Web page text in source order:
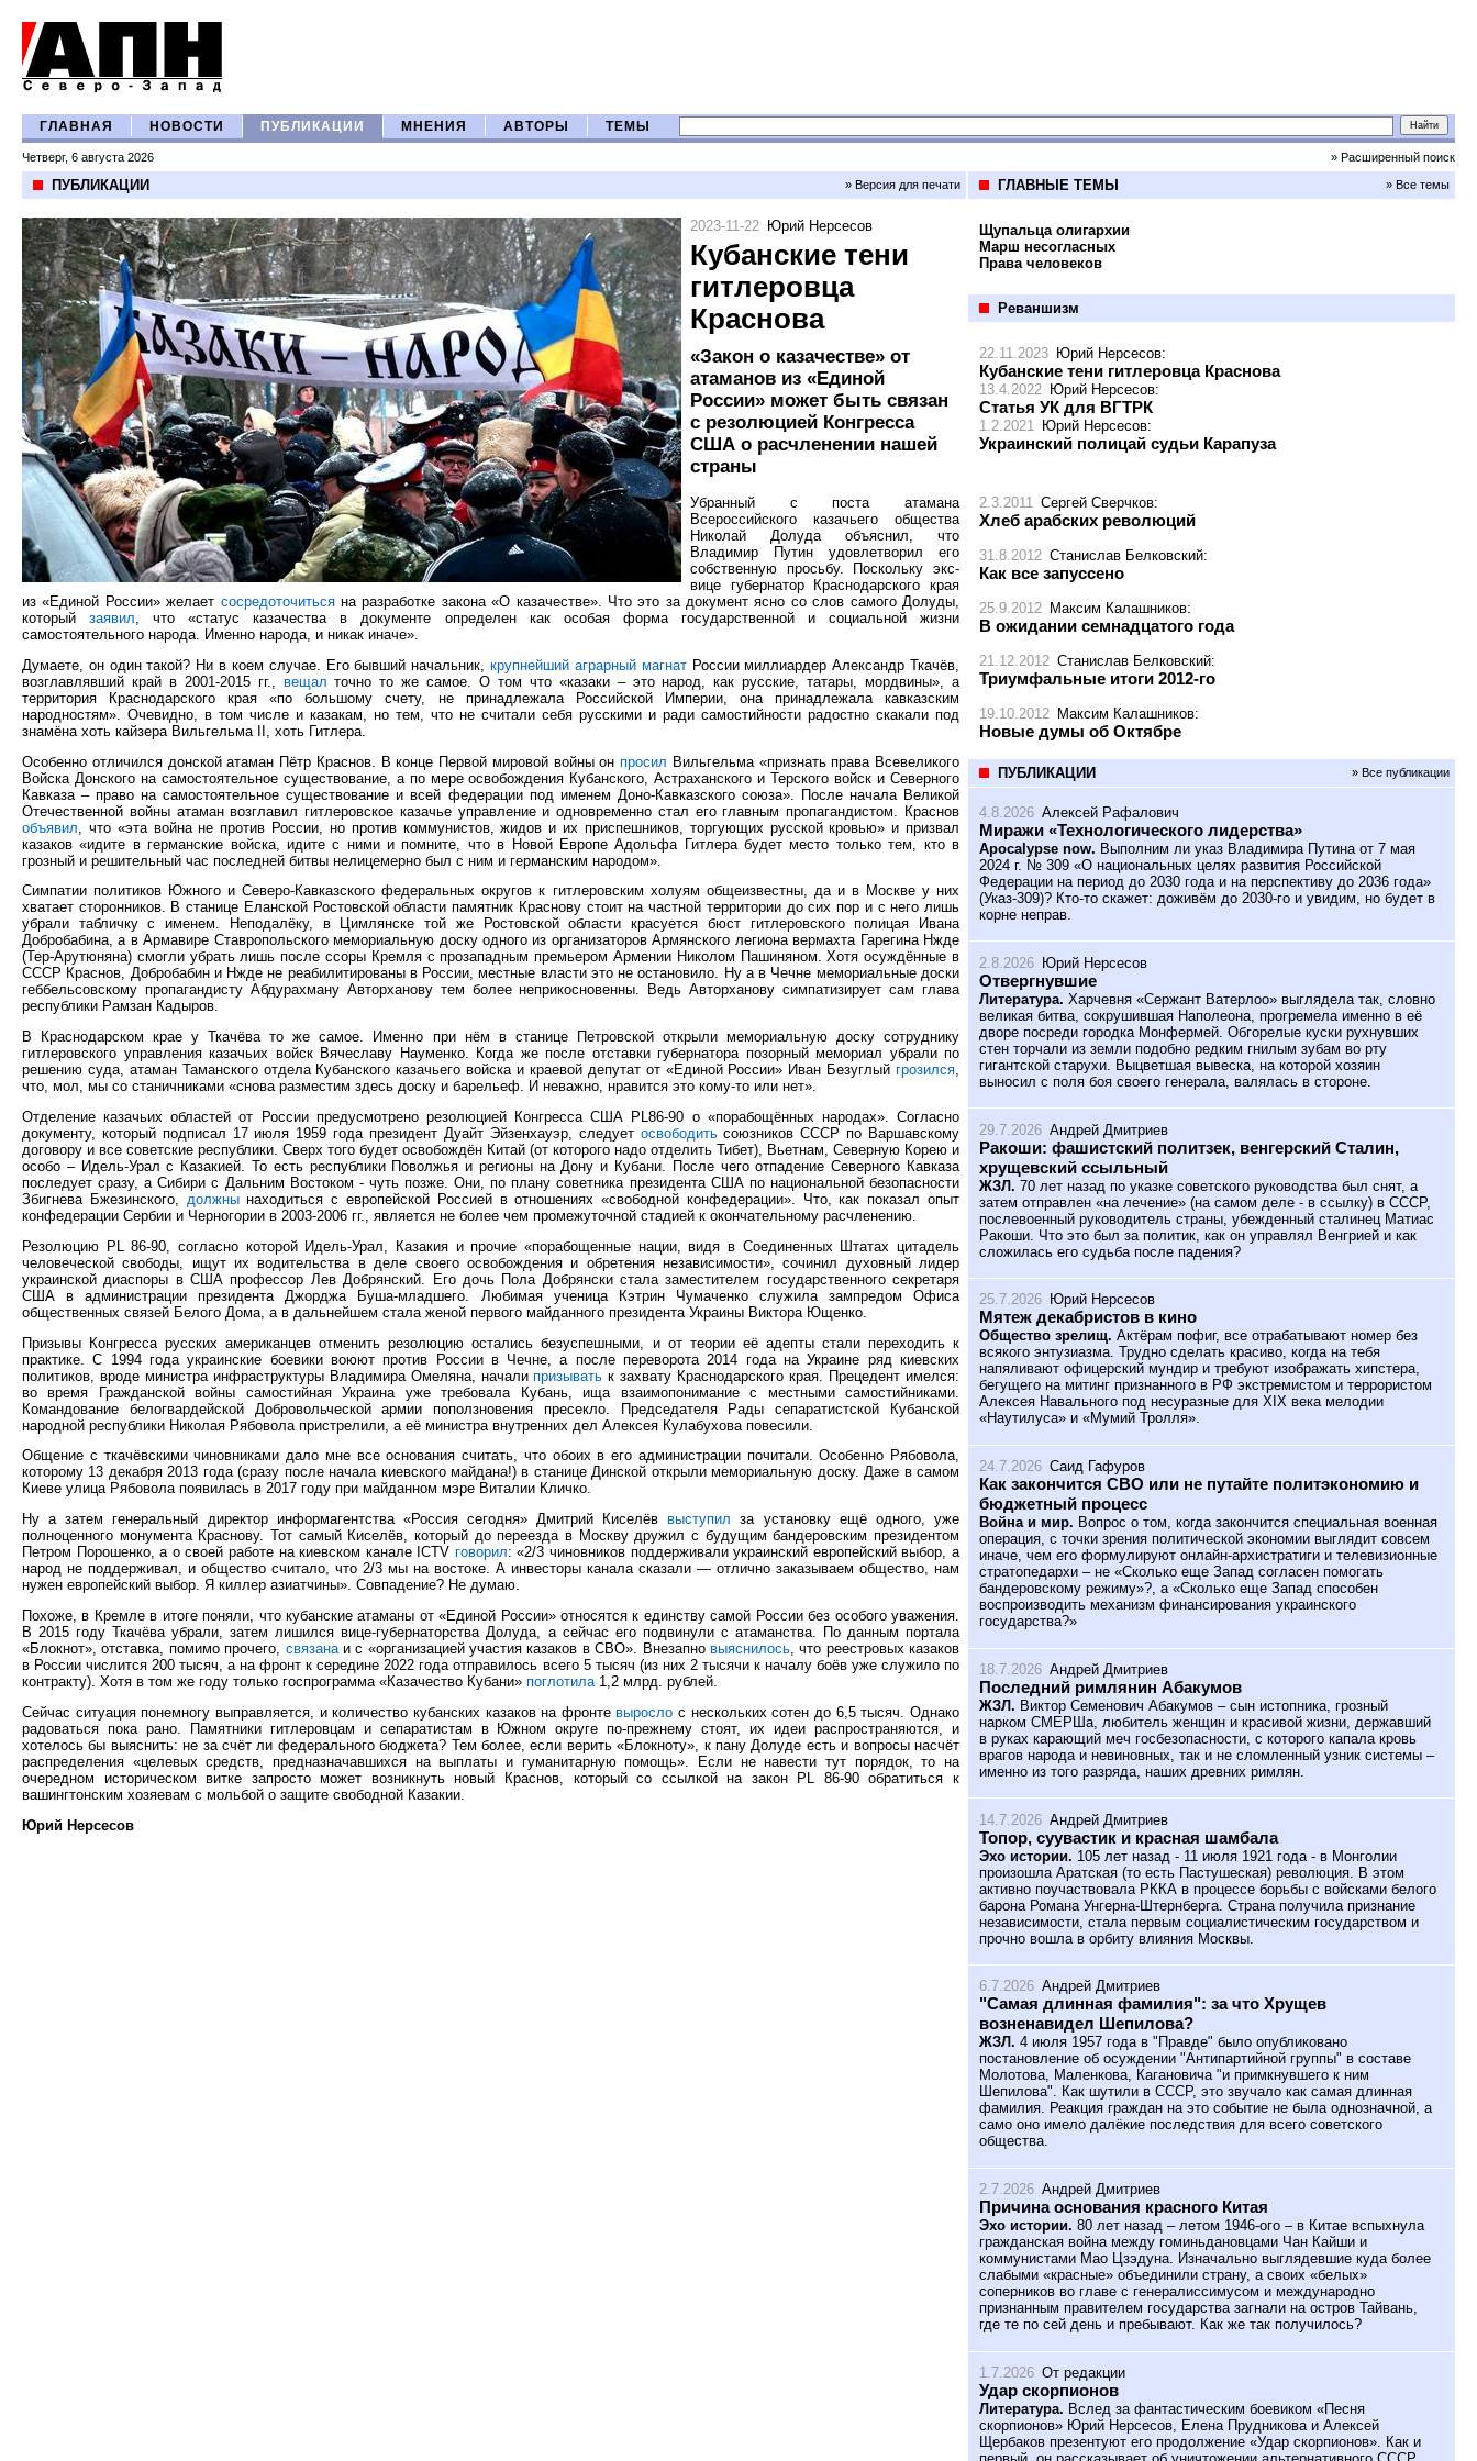
ГЛАВНАЯ НОВОСТИ ПУБЛИКАЦИИ МНЕНИЯ АВТОРЫ ТЕМЫ
Четверг, 6 августа 2026 » Расширенный поиск
ПУБЛИКАЦИИ » Версия для печати
2023-11-22 Юрий Нерсесов
Кубанские тени
гитлеровца
Краснова
«Закон о казачестве» от
атаманов из «Единой
России» может быть связан
с резолюцией Конгресса
США о расчленении нашей
страны
Убранный с поста атамана
Всероссийского казачьего общества
Николай Долуда объяснил, что
Владимир Путин удовлетворил его
собственную просьбу. Поскольку экс-
вице губернатор Краснодарского края
из «Единой России» желает сосредоточитьсяна разработке закона «О казачестве». Что это за документ ясно со слов самого Долуды,
которыйзаявил, что «статус казачества в документе определен как особая форма государственной и социальной жизни
самостоятельного народа. Именно народа, и никак иначе».
Думаете, он один такой? Ни в коем случае. Его бывший начальник,крупнейший аграрный магнатРоссии миллиардер Александр Ткачёв,
возглавлявший край в 2001-2015 гг., вещал точно то же самое. О том что «казаки – это народ, как русские, татары, мордвины», а
территория Краснодарского края «по большому счету, не принадлежала Российской Империи, она принадлежала кавказским
народностям». Очевидно, в том числе и казакам, но тем, что не считали себя русскими и ради самостийности радостно скакали под
знамёна хоть кайзера Вильгельма II, хоть Гитлера.
Особенно отличился донской атаман Пётр Краснов. В конце Первой мировой войны он просил Вильгельма «признать права Всевеликого
Войска Донского на самостоятельное существование, а по мере освобождения Кубанского, Астраханского и Терского войск и Северного
Кавказа – право на самостоятельное существование и всей федерации под именем Доно-Кавказского союза». После начала Великой
Отечественной войны атаман возглавил гитлеровское казачье управление и одновременно стал его главным пропагандистом. Краснов
объявил , что «эта война не против России, но против коммунистов, жидов и их приспешников, торгующих русской кровью» и призвал
казаков «идите в германские войска, идите с ними и помните, что в Новой Европе Адольфа Гитлера будет место только тем, кто в
грозный и решительный час последней битвы нелицемерно был с ним и германским народом».
Симпатии политиков Южного и Северо-Кавказского федеральных округов к гитлеровским холуям общеизвестны, да и в Москве у них
хватает сторонников. В станице Еланской Ростовской области памятник Краснову стоит на частной территории до сих пор и с него лишь
убрали табличку с именем. Неподалёку, в Цимлянске той же Ростовской области красуется бюст гитлеровского полицая Ивана
Добробабина, а в Армавире Ставропольского мемориальную доску одного из организаторов Армянского легиона вермахта Гарегина Нжде
(Тер-Арутюняна) смогли убрать лишь после ссоры Кремля с прозападным премьером Армении Николом Пашиняном. Хотя осуждённые в
СССР Краснов, Добробабин и Нжде не реабилитированы в России, местные власти это не остановило. Ну а в Чечне мемориальные доски
геббельсовскому пропагандисту Абдурахману Авторханову тем более неприкосновенны. Ведь Авторханову симпатизирует сам глава
республики Рамзан Кадыров.
В Краснодарском крае у Ткачёва то же самое. Именно при нём в станице Петровской открыли мемориальную доску сотруднику
гитлеровского управления казачьих войск Вячеславу Науменко. Когда же после отставки губернатора позорный мемориал убрали по
решению суда, атаман Таманского отдела Кубанского казачьего войска и краевой депутат от «Единой России» Иван Безуглый грозился,
что, мол, мы со станичниками «снова разместим здесь доску и барельеф. И неважно, нравится это кому-то или нет».
Отделение казачьих областей от России предусмотрено резолюцией Конгресса США PL86-90 о «порабощённых народах». Согласно
документу, который подписал 17 июля 1959 года президент Дуайт Эйзенхауэр, следует освободитьсоюзников СССР по Варшавскому
договору и все советские республики. Сверх того будет освобождён Китай (от которого надо отделить Тибет), Вьетнам, Северную Корею и
особо – Идель-Урал с Казакией. То есть республики Поволжья и регионы на Дону и Кубани. После чего отпадение Северного Кавказа
последует сразу, а Сибири с Дальним Востоком - чуть позже. Они, по плану советника президента США по национальной безопасности
Збигнева Бжезинского, должнынаходиться с европейской Россией в отношениях «свободной конфедерации». Что, как показал опыт
конфедерации Сербии и Черногории в 2003-2006 гг., является не более чем промежуточной стадией к окончательному расчленению.
Резолюцию PL 86-90, согласно которой Идель-Урал, Казакия и прочие «порабощенные нации, видя в Соединенных Штатах цитадель
человеческой свободы, ищут их водительства в деле своего освобождения и обретения независимости», сочинил духовный лидер
украинской диаспоры в США профессор Лев Добрянский. Его дочь Пола Добрянски стала заместителем государственного секретаря
США в администрации президента Джорджа Буша-младшего. Любимая ученица Кэтрин Чумаченко служила зампредом Офиса
общественных связей Белого Дома, а в дальнейшем стала женой первого майданного президента Украины Виктора Ющенко.
Призывы Конгресса русских американцев отменить резолюцию остались безуспешными, и от теории её адепты стали переходить к
практике. С 1994 года украинские боевики воюют против России в Чечне, а после переворота 2014 года на Украине ряд киевских
политиков, вроде министра инфраструктуры Владимира Омеляна, началипризывать к захвату Краснодарского края. Прецедент имелся:
во время Гражданской войны самостийная Украина уже требовала Кубань, ища взаимопонимание с местными самостийниками.
Командование белогвардейской Добровольческой армии поползновения пресекло. Председателя Рады сепаратистской Кубанской
народной республики Николая Рябовола пристрелили, а её министра внутренних дел Алексея Кулабухова повесили.
Общение с ткачёвскими чиновниками дало мне все основания считать, что обоих в его администрации почитали. Особенно Рябовола,
которому 13 декабря 2013 года (сразу после начала киевского майдана!) в станице Динской открыли мемориальную доску. Даже в самом
Киеве улица Рябовола появилась в 2017 году при майданном мэре Виталии Кличко.
Ну а затем генеральный директор информагентства «Россия сегодня» Дмитрий Киселёввыступил за установку ещё одного, уже
полноценного монумента Краснову. Тот самый Киселёв, который до переезда в Москву дружил с будущим бандеровским президентом
Петром Порошенко, а о своей работе на киевском канале ICTV говорил: «2/3 чиновников поддерживали украинский европейский выбор, а
народ не поддерживал, и общество считало, что 2/3 мы на востоке. А инвесторы канала сказали — отлично заказываем общество, нам
нужен европейский выбор. Я киллер азиатчины». Совпадение? Не думаю.
Похоже, в Кремле в итоге поняли, что кубанские атаманы от «Единой России» относятся к единству самой России без особого уважения.
В 2015 году Ткачёва убрали, затем лишился вице-губернаторства Долуда, а сейчас его подвинули с атаманства. По данным портала
«Блокнот», отставка, помимо прочего, связанаи с «организацией участия казаков в СВО». Внезапно выяснилось, что реестровых казаков
в России числится 200 тысяч, а на фронт к середине 2022 года отправилось всего 5 тысяч (из них 2 тысячи к началу боёв уже служило по
контракту). Хотя в том же году только госпрограмма «Казачество Кубани» поглотила 1,2 млрд. рублей.
Сейчас ситуация понемногу выправляется, и количество кубанских казаков на фронтевыросло с нескольких сотен до 6,5 тысяч. Однако
радоваться пока рано. Памятники гитлеровцам и сепаратистам в Южном округе по-прежнему стоят, их идеи распространяются, и
хотелось бы выяснить: не за счёт ли федерального бюджета? Тем более, если верить «Блокноту», к пану Долуде есть и вопросы насчёт
распределения «целевых средств, предназначавшихся на выплаты и гуманитарную помощь». Если не навести тут порядок, то на
очередном историческом витке запросто может возникнуть новый Краснов, который со ссылкой на закон PL 86-90 обратиться к
вашингтонским хозяевам с мольбой о защите свободной Казакии.
Юрий Нерсесов
ГЛАВНЫЕ ТЕМЫ » Все темы
Щупальца олигархии
Марш несогласных
Права человеков
Реваншизм
22.11.2023 Юрий Нерсесов:
Кубанские тени гитлеровца Краснова
13.4.2022 Юрий Нерсесов:
Статья УК для ВГТРК
1.2.2021 Юрий Нерсесов:
Украинский полицай судьи Карапуза
2.3.2011 Сергей Сверчков:
Хлеб арабских революций
31.8.2012 Станислав Белковский:
Как все запуссено
25.9.2012 Максим Калашников:
В ожидании семнадцатого года
21.12.2012 Станислав Белковский:
Триумфальные итоги 2012-го
19.10.2012 Максим Калашников:
Новые думы об Октябре
ПУБЛИКАЦИИ » Все публикации
4.8.2026 Алексей Рафалович
Миражи «Технологического лидерства»
Apocalypse now. Выполним ли указ Владимира Путина от 7 мая
2024 г. № 309 «О национальных целях развития Российской
Федерации на период до 2030 года и на перспективу до 2036 года»
(Указ-309)? Кто-то скажет: доживём до 2030-го и увидим, но будет в
корне неправ.
2.8.2026 Юрий Нерсесов
Отвергнувшие
Литература. Харчевня «Сержант Ватерлоо» выглядела так, словно
великая битва, сокрушившая Наполеона, прогремела именно в её
дворе посреди городка Монфермей. Обгорелые куски рухнувших
стен торчали из земли подобно редким гнилым зубам во рту
гигантской старухи. Выцветшая вывеска, на которой хозяин
выносил с поля боя своего генерала, валялась в стороне.
29.7.2026 Андрей Дмитриев
Ракоши: фашистский политзек, венгерский Сталин,
хрущевский ссыльный
ЖЗЛ. 70 лет назад по указке советского руководства был снят, а
затем отправлен «на лечение» (на самом деле - в ссылку) в СССР,
послевоенный руководитель страны, убежденный сталинец Матиас
Ракоши. Что это был за политик, как он управлял Венгрией и как
сложилась его судьба после падения?
25.7.2026 Юрий Нерсесов
Мятеж декабристов в кино
Общество зрелищ. Актёрам пофиг, все отрабатывают номер без
всякого энтузиазма. Трудно сделать красиво, когда на тебя
напяливают офицерский мундир и требуют изображать хипстера,
бегущего на митинг признанного в РФ экстремистом и террористом
Алексея Навального под несуразные для XIX века мелодии
«Наутилуса» и «Мумий Тролля».
24.7.2026 Саид Гафуров
Как закончится СВО или не путайте политэкономию и
бюджетный процесс
Война и мир. Вопрос о том, когда закончится специальная военная
операция, с точки зрения политической экономии выглядит совсем
иначе, чем его формулируют онлайн-архистратиги и телевизионные
стратопедархи – не «Сколько еще Запад согласен помогать
бандеровскому режиму»?, а «Сколько еще Запад способен
воспроизводить механизм финансирования украинского
государства?»
18.7.2026 Андрей Дмитриев
Последний римлянин Абакумов
ЖЗЛ. Виктор Семенович Абакумов – сын истопника, грозный
нарком СМЕРШа, любитель женщин и красивой жизни, державший
в руках карающий меч госбезопасности, с которого капала кровь
врагов народа и невиновных, так и не сломленный узник системы –
именно из того разряда, наших древних римлян.
14.7.2026 Андрей Дмитриев
Топор, суувастик и красная шамбала
Эхо истории. 105 лет назад - 11 июля 1921 года - в Монголии
произошла Аратская (то есть Пастушеская) революция. В этом
активно поучаствовала РККА в процессе борьбы с войсками белого
барона Романа Унгерна-Штернберга. Страна получила признание
независимости, стала первым социалистическим государством и
прочно вошла в орбиту влияния Москвы.
6.7.2026 Андрей Дмитриев
"Самая длинная фамилия": за что Хрущев
возненавидел Шепилова?
ЖЗЛ. 4 июля 1957 года в "Правде" было опубликовано
постановление об осуждении "Антипартийной группы" в составе
Молотова, Маленкова, Кагановича "и примкнувшего к ним
Шепилова". Как шутили в СССР, это звучало как самая длинная
фамилия. Реакция граждан на это событие не была однозначной, а
само оно имело далёкие последствия для всего советского
общества.
2.7.2026 Андрей Дмитриев
Причина основания красного Китая
Эхо истории. 80 лет назад – летом 1946-ого – в Китае вспыхнула
гражданская война между гоминьдановцами Чан Кайши и
коммунистами Мао Цзэдуна. Изначально выглядевшие куда более
слабыми «красные» объединили страну, а своих «белых»
соперников во главе с генералиссимусом и международно
признанным правителем государства загнали на остров Тайвань,
где те по сей день и пребывают. Как же так получилось?
1.7.2026 От редакции
Удар скорпионов
Литература. Вслед за фантастическим боевиком «Песня
скорпионов» Юрий Нерсесов, Елена Прудникова и Алексей
Щербаков презентуют его продолжение «Удар скорпионов». Как и